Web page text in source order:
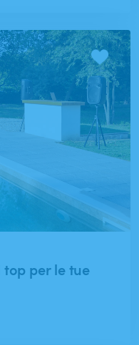
top per le tue